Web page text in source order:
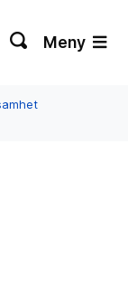
Meny